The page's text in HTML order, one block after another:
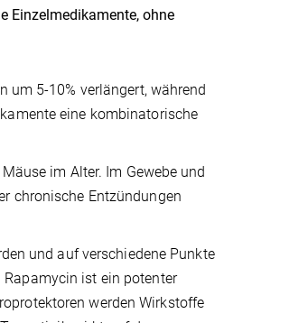
Einzelmedikamente, ohne
um 5-10% verlängert, während
eine kombinatorische
im Alter. Im Gewebe und
chronische Entzündungen
und auf verschiedene Punkte
ist ein potenter
werden Wirkstoffe